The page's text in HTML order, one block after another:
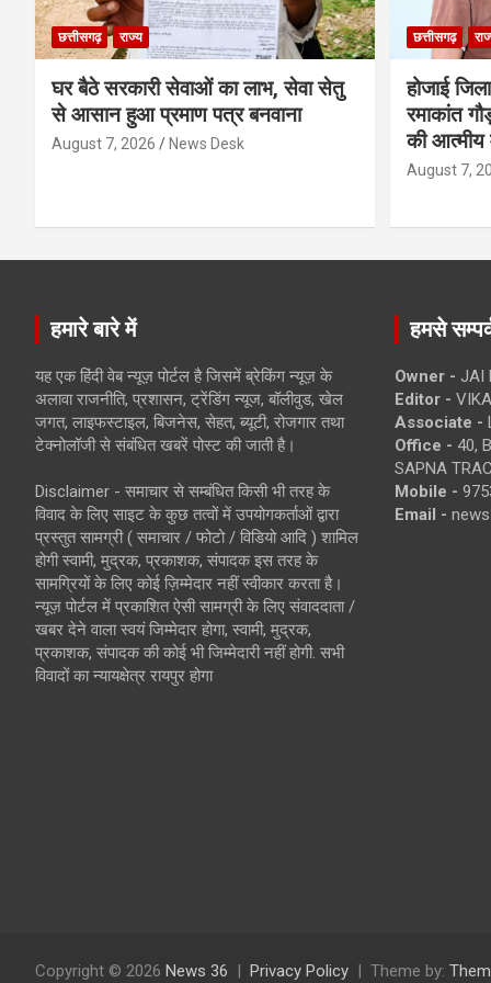
छत्तीसगढ़ राज्य
घर बैठे सरकारी सेवाओं का लाभ, सेवा सेतु
से आसान हुआ प्रमाण पत्र बनवाना
August 7, 2026 News Desk
छत्तीसगढ़
होजाई
रमाकांत
की आत्मीय
August 7,
हमारे बारे में
यह एक हिंदी वेब न्यूज़ पोर्टल है जिसमें ब्रेकिंग न्यूज़ के
अलावा राजनीति, प्रशासन, ट्रेंडिंग न्यूज, बॉलीवुड, खेल
जगत, लाइफस्टाइल, बिजनेस, सेहत, ब्यूटी, रोजगार तथा
टेक्नोलॉजी से संबंधित खबरें पोस्ट की जाती है।
Disclaimer - समाचार से सम्बंधित किसी भी तरह के
विवाद के लिए साइट के कुछ तत्वों में उपयोगकर्ताओं द्वारा
प्रस्तुत सामग्री ( समाचार / फोटो / विडियो आदि ) शामिल
होगी स्वामी, मुद्रक, प्रकाशक, संपादक इस तरह के
सामग्रियों के लिए कोई ज़िम्मेदार नहीं स्वीकार करता है।
न्यूज़ पोर्टल में प्रकाशित ऐसी सामग्री के लिए संवाददाता /
खबर देने वाला स्वयं जिम्मेदार होगा, स्वामी, मुद्रक,
प्रकाशक, संपादक की कोई भी जिम्मेदारी नहीं होगी. सभी
विवादों का न्यायक्षेत्र रायपुर होगा
हमसे
Owner - JAI
Editor -
Associate -
Office - 40,
SAPNA
Mobile -
Email -
Copyright © 2026 News 36 Privacy Policy Theme by: